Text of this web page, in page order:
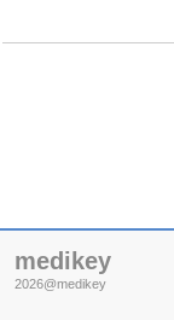
medikey
2026@medikey